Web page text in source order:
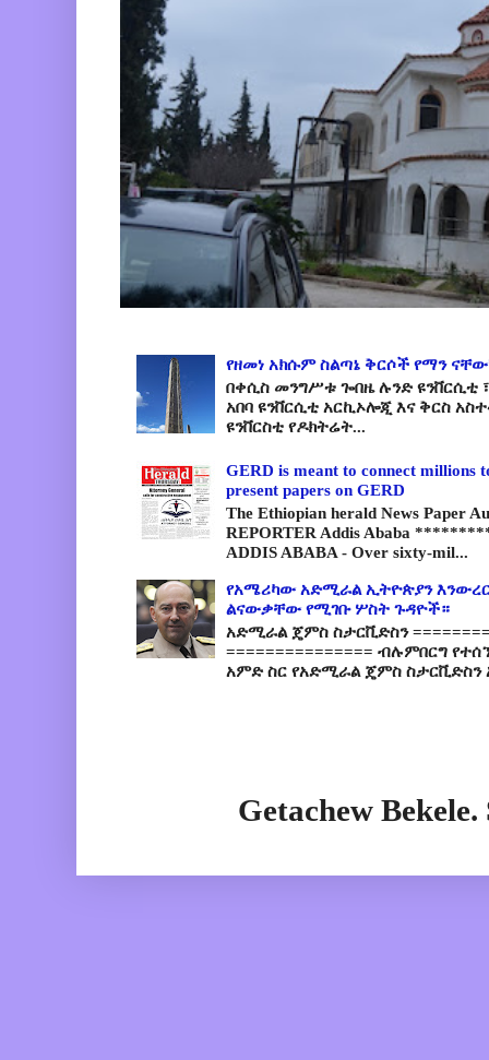
የዘመነ አክሱም ስልጣኔ ቅርሶች የማን
በቀሲስ መንግሥቱ ጐበዜ ሉንድ ዩንቨርሲቲ
አበባ ዩንቨርሲቲ አርኪኦሎጂ እና ቅርስ
ዩንቨርስቲ የዶክትሬት...
GERD is meant to connect millions
present papers on GERD
The Ethiopian herald News Paper
REPORTER Addis Ababa
ADDIS ABABA - Over sixty-mil...
የአሜሪካው አድሚራል ኢትዮጵያን
ልናውቃቸው የሚገቡ ሦስት ጉዳዮች።
አድሚራል ጄምስ ስታርቪድስን
=============== ብሉምበርግ
አምድ ስር የአድሚራል ጄምስ ስታርቪድስን
Getachew